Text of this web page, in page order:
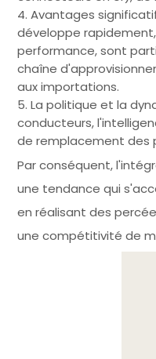
4. Avantages
développe
performance, sont
chaîne
aux importations.
5. La politique et la
conducteurs,
de remplacement des
Par conséquent,
une tendance qui
en réalisant des
une compétitivité de